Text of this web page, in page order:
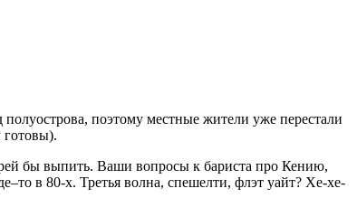
поэтому местные жители уже перестали
готовы).
бы выпить. Ваши вопросы к бариста про Кению,
в 80-х. Третья волна, спешелти, флэт уайт? Xe-xe-